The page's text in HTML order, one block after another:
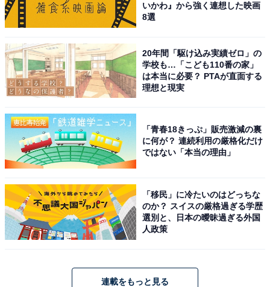
※回答者からのコメントは原文ママです
ください
次ページ 10位までのランキング結果を見る
いかわ』から強く連想した映画
8選
20年間「駆け込み実績ゼロ」の
学校も…「こども110番の家」
は本当に必要？ PTAが直面する
理想と現実
「青春18きっぷ」販売激減の裏
に何が？ 連続利用の厳格化だけ
ではない「本当の理由」
「移民」に冷たいのはどっちな
のか？ スイスの厳格過ぎる学歴
選別と、日本の曖昧過ぎる外国
人政策
連載をもっと見る